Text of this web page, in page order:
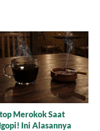
Unik Minum Kopi
Sulawesi Selatan,